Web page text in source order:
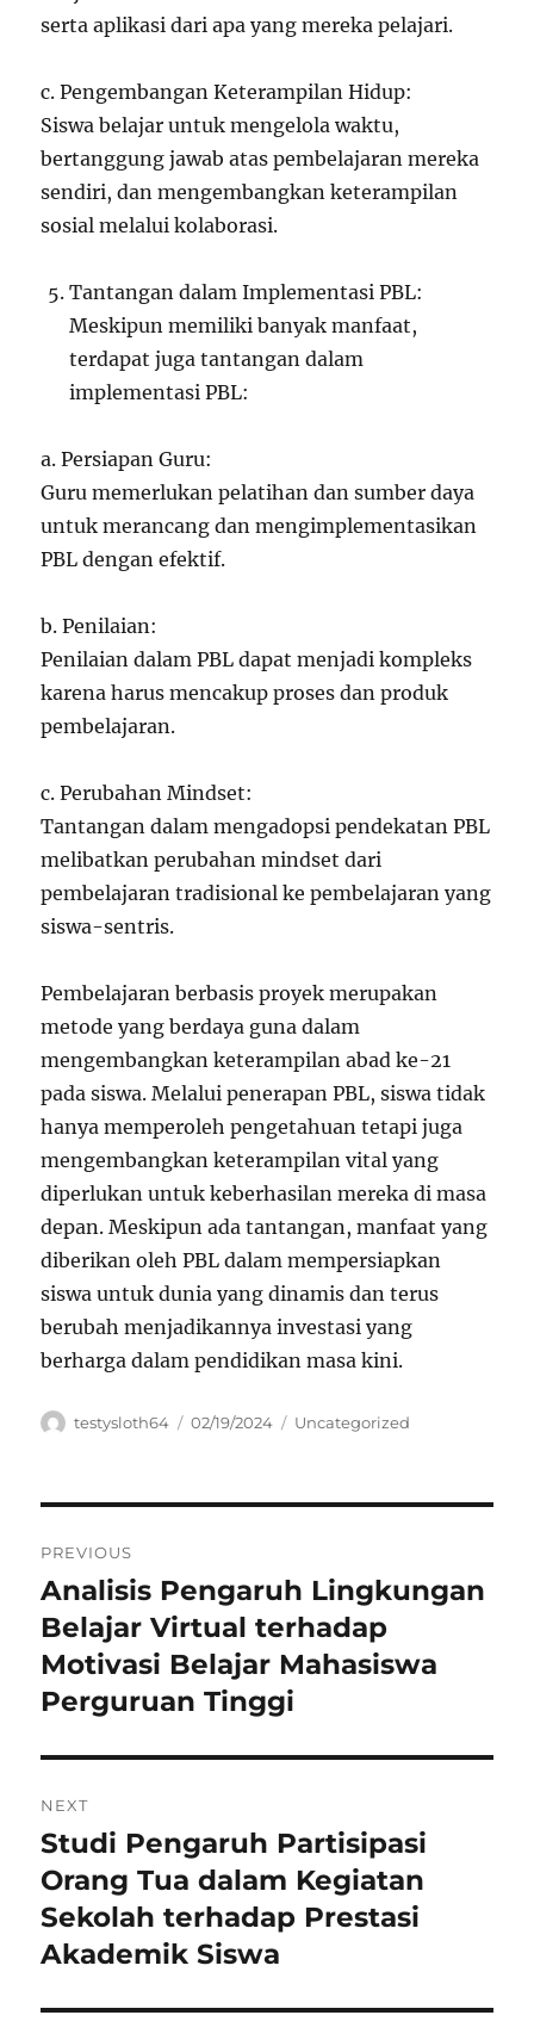
serta aplikasi dari apa yang mereka pelajari.
c. Pengembangan Keterampilan Hidup:
Siswa belajar untuk mengelola waktu,
bertanggung jawab atas pembelajaran mereka
sendiri, dan mengembangkan keterampilan
sosial melalui kolaborasi.
Tantangan dalam Implementasi PBL:
Meskipun memiliki banyak manfaat,
terdapat juga tantangan dalam
implementasi PBL:
a. Persiapan Guru:
Guru memerlukan pelatihan dan sumber daya
untuk merancang dan mengimplementasikan
PBL dengan efektif.
b. Penilaian:
Penilaian dalam PBL dapat menjadi kompleks
karena harus mencakup proses dan produk
pembelajaran.
c. Perubahan Mindset:
Tantangan dalam mengadopsi pendekatan PBL
melibatkan perubahan mindset dari
pembelajaran tradisional ke pembelajaran yang
siswa-sentris.
Pembelajaran berbasis proyek merupakan
metode yang berdaya guna dalam
mengembangkan keterampilan abad ke-21
pada siswa. Melalui penerapan PBL, siswa tidak
hanya memperoleh pengetahuan tetapi juga
mengembangkan keterampilan vital yang
diperlukan untuk keberhasilan mereka di masa
depan. Meskipun ada tantangan, manfaat yang
diberikan oleh PBL dalam mempersiapkan
siswa untuk dunia yang dinamis dan terus
berubah menjadikannya investasi yang
berharga dalam pendidikan masa kini.
Author
testysloth64
Posted
02/19/2024 Categories
Uncategorized
pos
PREVIOUS
Previous
post:
Analisis Pengaruh Lingkungan
Belajar Virtual terhadap
Motivasi Belajar Mahasiswa
Perguruan Tinggi
NEXT
Next
post:
Studi Pengaruh Partisipasi
Orang Tua dalam Kegiatan
Sekolah terhadap Prestasi
Akademik Siswa